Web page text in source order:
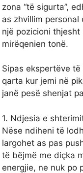
zona “të sigurta”,
as zhvillim
një pozicioni
mirëqenien tonë.
Sipas ekspertëve
qarta kur jemi në
janë pesë shenjat
1. Ndjesia e
Nëse ndiheni të
largohet as pas
të bëjmë me diçka
energjie, ne nuk po